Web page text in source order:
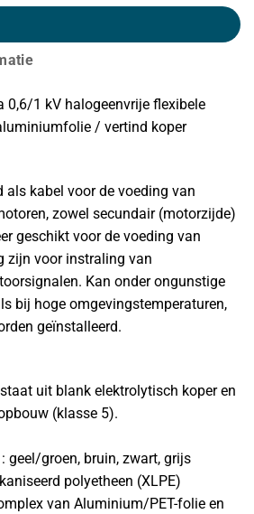
0,6/1 kV halogeenvrije flexibele
/ vertind koper
als kabel voor de voeding van
zowel secundair (motorzijde)
geschikt voor de voeding van
zijn voor instraling van
Kan onder ongunstige
bij hoge omgevingstemperaturen,
geïnstalleerd.
uit blank elektrolytisch koper en
(klasse 5).
geel/groen, bruin, zwart, grijs
polyetheen (XLPE)
van Aluminium/PET-folie en